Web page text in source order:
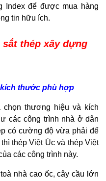
Index để được mua hàng
tin hữu ích.
sắt thép xây dựng
thước phù hợp
chọn thương hiệu và kích
các công trình nhà ở dân
có cường độ vừa phải để
thép Việt Úc và thép Việt
các công trình này.
nhà cao ốc, cây cầu lớn